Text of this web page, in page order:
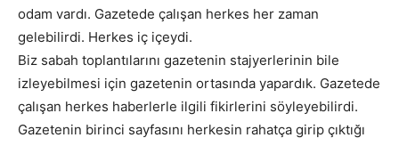
odam vardı. Gazetede çalışan herkes her zaman
gelebilirdi. Herkes iç içeydi.
Biz sabah toplantılarını gazetenin stajyerlerinin bile
izleyebilmesi için gazetenin ortasında yapardık. Gazetede
çalışan herkes haberlerle ilgili fikirlerini söyleyebilirdi.
Gazetenin birinci sayfasını herkesin rahatça girip çıktığı